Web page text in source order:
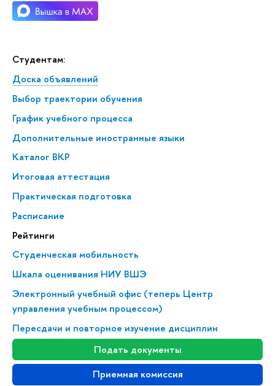
Студентам:
Доска объявлений
Выбор траектории обучения
График учебного процесса
Дополнительные иностранные языки
Каталог ВКР
Итоговая аттестация
Практическая подготовка
Расписание
Рейтинги
Студенческая мобильность
Шкала оценивания НИУ ВШЭ
Электронный учебный офис (теперь Центр
управления учебным процессом)
Пересдачи и повторное изучение дисциплин
Подать документы
Приемная комиссия